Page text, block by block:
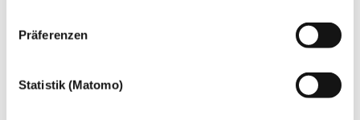
Präferenzen
Statistik (Matomo)